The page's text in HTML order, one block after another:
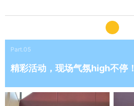
Part.05
精彩活动，现场气氛high不停！